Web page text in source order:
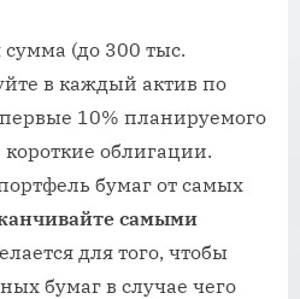
(до 300 тыс.
в каждый актив по
10% планируемого
короткие облигации.
бумаг от самых
самыми
для того, чтобы
бумаг в случае чего